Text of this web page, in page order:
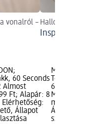
vonalról – Halloweeni
Inspirációk
60 Seconds
Almost
Ft; Alapár: 8
Állapot
Márka:
60 sec - Nr.
Music, 8
ml (149,88
Állapot
szürke dm